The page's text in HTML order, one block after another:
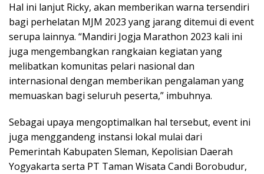
Hal ini lanjut Ricky, akan memberikan warna tersendiri
bagi perhelatan MJM 2023 yang jarang ditemui di event
serupa lainnya. “Mandiri Jogja Marathon 2023 kali ini
juga mengembangkan rangkaian kegiatan yang
melibatkan komunitas pelari nasional dan
internasional dengan memberikan pengalaman yang
memuaskan bagi seluruh peserta,” imbuhnya.
Sebagai upaya mengoptimalkan hal tersebut, event ini
juga menggandeng instansi lokal mulai dari
Pemerintah Kabupaten Sleman, Kepolisian Daerah
Yogyakarta serta PT Taman Wisata Candi Borobudur,